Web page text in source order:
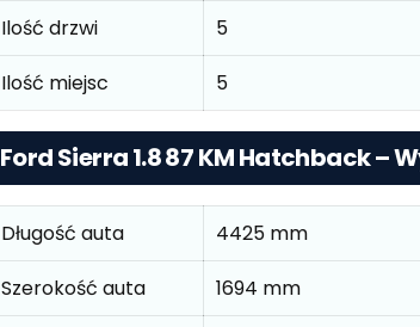
Ilość drzwi
5
Ilość miejsc
5
Ford Sierra 1.8 87 KM Hatchback –
Długość auta
4425 mm
Szerokość auta
1694 mm